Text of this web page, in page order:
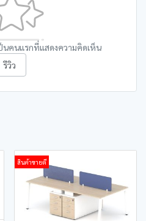
นคนแรกที่แสดงความคิดเห็น
รีวิว
สินค้าขายดี